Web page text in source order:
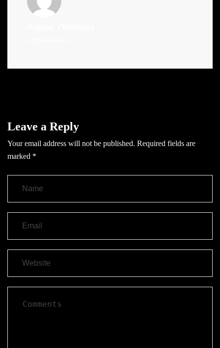
Leave a Reply
Your email address will not be published. Required fields are
marked *